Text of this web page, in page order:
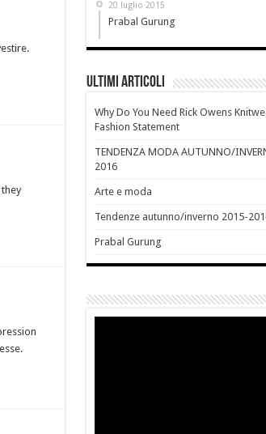
20 luglio 2015
Prabal Gurung
Ultimi Articoli
Why Do You Need Rick Owens
Fashion Statement
TENDENZA MODA AUTUNNO/
2016
Arte e moda
Tendenze autunno/inverno 2015-
Prabal Gurung